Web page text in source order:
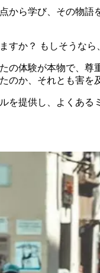
から学び、その物
すか？ もしそうな
の体験が本物で、
か、それとも害を
を提供し、よくあ